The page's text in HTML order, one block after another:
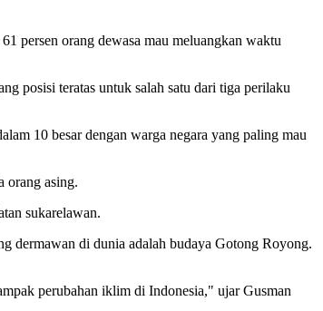
persen orang dewasa mau meluangkan waktu
posisi teratas untuk salah satu dari tiga perilaku
10 besar dengan warga negara yang paling mau
orang asing.
sukarelawan.
dermawan di dunia adalah budaya Gotong Royong.
perubahan iklim di Indonesia," ujar Gusman